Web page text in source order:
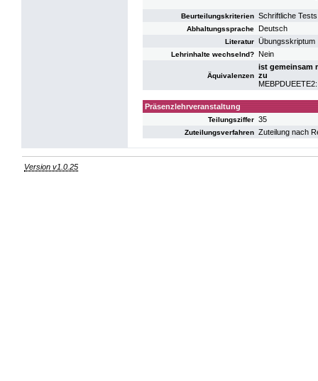
Beurteilungskriterien Schriftliche Tests
Abhaltungssprache Deutsch
Literatur Übungsskriptum
Lehrinhalte wechselnd? Nein
Äquivalenzen
ist gemeinsam
zu
Präsenzlehrveranstaltung
Teilungsziffer 35
Zuteilungsverfahren Zuteilung nach
Version v1.0.25